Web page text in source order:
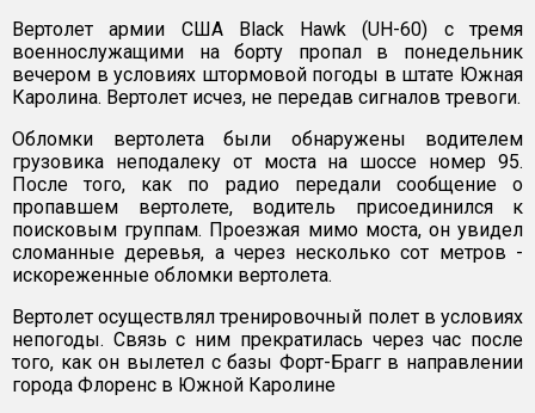
Вертолет армии США Black Hawk (UH-60) с тремя
военнослужащими на борту пропал в понедельник
вечером в условиях штормовой погоды в штате Южная
Каролина. Вертолет исчез, не передав сигналов тревоги.
Обломки вертолета были обнаружены водителем
грузовика неподалеку от моста на шоссе номер 95.
После того, как по радио передали сообщение о
пропавшем вертолете, водитель присоединился к
поисковым группам. Проезжая мимо моста, он увидел
сломанные деревья, а через несколько сот метров -
искореженные обломки вертолета.
Вертолет осуществлял тренировочный полет в условиях
непогоды. Связь с ним прекратилась через час после
того, как он вылетел с базы Форт-Брагг в направлении
города Флоренс в Южной Каролине